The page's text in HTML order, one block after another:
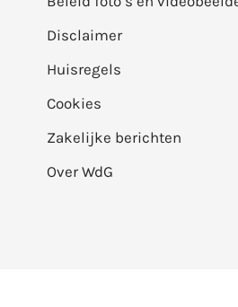
Disclaimer
Huisregels
Cookies
Zakelijke berichten
Over WdG